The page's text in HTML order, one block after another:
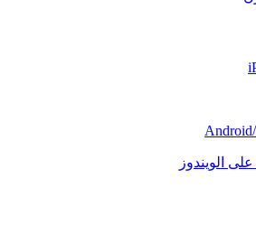
الويندوز